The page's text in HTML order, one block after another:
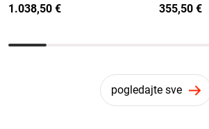
1.038,50 € 355,50 €
pogledajte sve